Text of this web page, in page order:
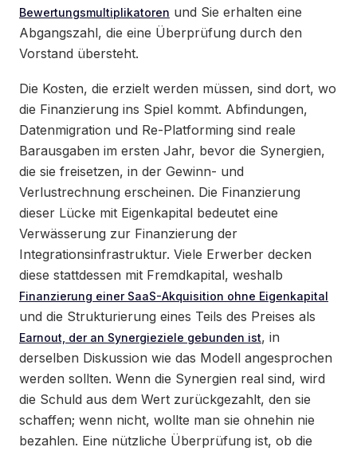
Bewertungsmultiplikatoren und Sie erhalten eine
Abgangszahl, die eine Überprüfung durch den
Vorstand übersteht.
Die Kosten, die erzielt werden müssen, sind dort, wo
die Finanzierung ins Spiel kommt. Abfindungen,
Datenmigration und Re-Platforming sind reale
Barausgaben im ersten Jahr, bevor die Synergien,
die sie freisetzen, in der Gewinn- und
Verlustrechnung erscheinen. Die Finanzierung
dieser Lücke mit Eigenkapital bedeutet eine
Verwässerung zur Finanzierung der
Integrationsinfrastruktur. Viele Erwerber decken
diese stattdessen mit Fremdkapital, weshalb
Finanzierung einer SaaS-Akquisition ohne Eigenkapital
und die Strukturierung eines Teils des Preises als
Earnout, der an Synergieziele gebunden ist, in
derselben Diskussion wie das Modell angesprochen
werden sollten. Wenn die Synergien real sind, wird
die Schuld aus dem Wert zurückgezahlt, den sie
schaffen; wenn nicht, wollte man sie ohnehin nie
bezahlen. Eine nützliche Überprüfung ist, ob die